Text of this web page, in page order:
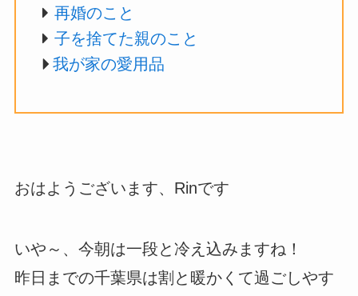
再婚のこと
子を捨てた親のこと
我が家の愛用品
おはようございます、Rinです
いや～、今朝は一段と冷え込みますね！
昨日までの千葉県は割と暖かくて過ごしやす